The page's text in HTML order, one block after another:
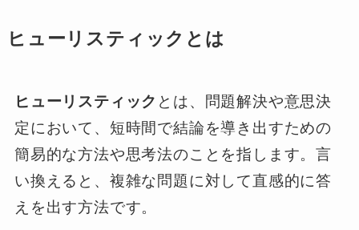
ヒューリスティックとは
ヒューリスティック とは、問題解決や意思決
定において、短時間で結論を導き出すための
簡易的な方法や思考法のことを指します。言
い換えると、複雑な問題に対して直感的に答
えを出す方法です。